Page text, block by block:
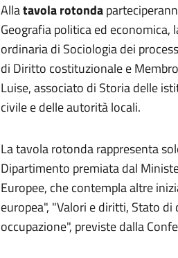
Allatavola rotonda
Geografia politica ed
ordinaria di Sociologia dei
di Diritto costituzionale e
Luise, associato di Storia delle
civile e delle autorità locali.
La tavola rotonda rappresenta
Dipartimento premiata dal
Europee, che contempla altre
europea", "Valori e diritti, Stato
occupazione", previste dalla